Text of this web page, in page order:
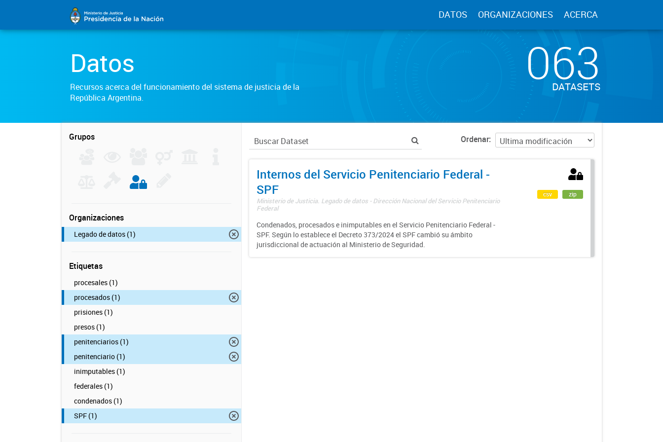
DATOS ORGANIZACIONES ACERCA
Datos
Recursos acerca del funcionamiento del sistema de justicia de la
República Argentina.
063
DATASETS
Grupos
Organizaciones
Legado de datos (1)
Etiquetas
procesales (1)
procesados (1)
prisiones (1)
presos (1)
penitenciarios (1)
penitenciario (1)
inimputables (1)
federales (1)
condenados (1)
SPF (1)
Ordenar
Internos del Servicio Penitenciario Federal -
SPF
Ministerio de Justicia. Legado de datos - Dirección Nacional del Servicio Penitenciario
Federal
Condenados, procesados e inimputables en el Servicio Penitenciario Federal -
SPF. Según lo establece el Decreto 373/2024 el SPF cambió su ámbito
jurisdiccional de actuación al Ministerio de Seguridad.
csv zip